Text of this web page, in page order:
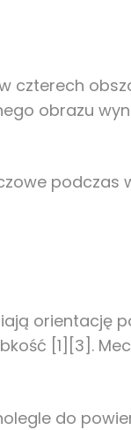
czterech
obrazu
podczas
orientację
[1][3].
do